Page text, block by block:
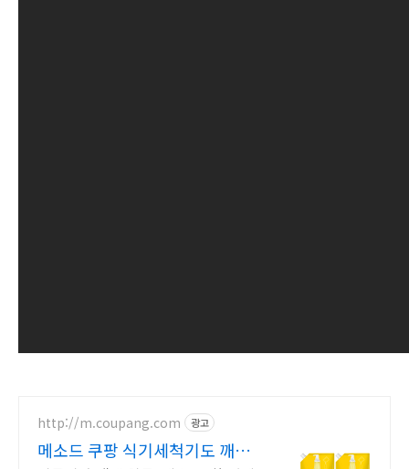
http://m.coupang.com 광고
메소드 쿠팡 식기세척기도 깨끗